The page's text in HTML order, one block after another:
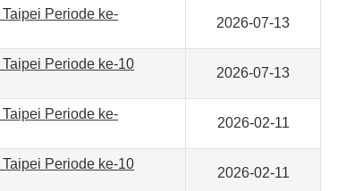
Periode ke-
2026-07-13
Periode ke-10
2026-07-13
Periode ke-
2026-02-11
Periode ke-10
2026-02-11